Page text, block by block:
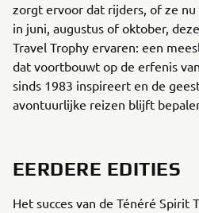
zorgt ervoor dat rijders, of ze
in juni, augustus of oktober,
Travel Trophy ervaren: een
dat voortbouwt op de erfenis
sinds 1983 inspireert en de
avontuurlijke reizen blijft
EERDERE EDITIES
Het succes van de Ténéré Spirit